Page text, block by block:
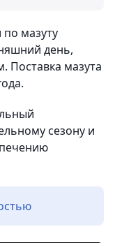
мазуту
день,
Поставка мазута
сезону и